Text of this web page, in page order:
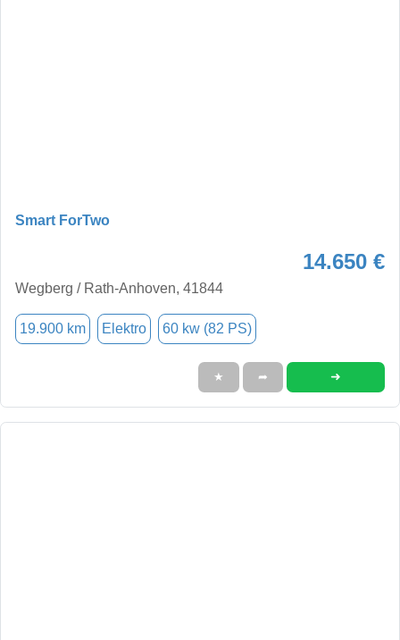
Smart ForTwo
14.650 €
Wegberg / Rath-Anhoven, 41844
19.900 km Elektro 60 kw (82 PS)
★ ➦ ➜